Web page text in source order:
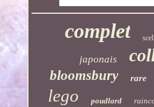
complet
japonais
bloomsbury rare
lego poudlard